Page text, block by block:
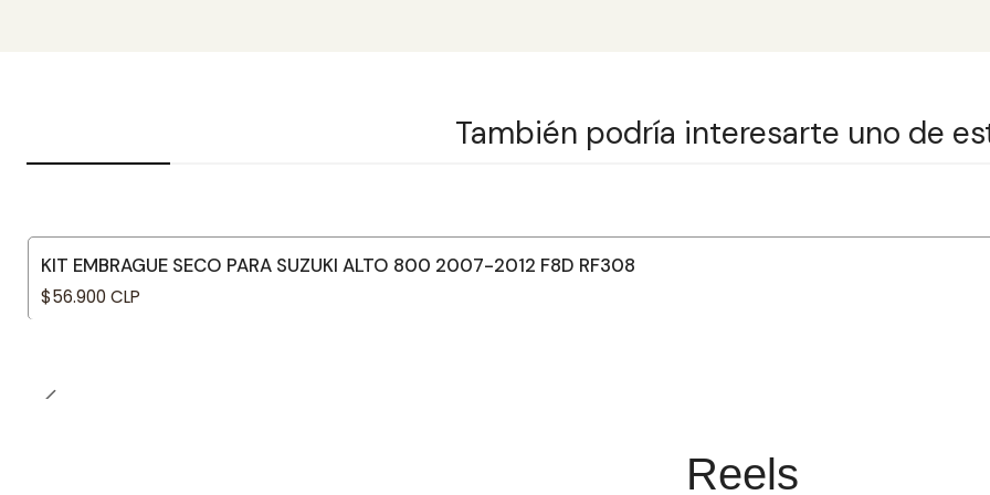
También podría interesarte uno de
KIT EMBRAGUE SECO PARA SUZUKI ALTO 800 2007-2012 F8D RF308
$56.900 CLP
Reels